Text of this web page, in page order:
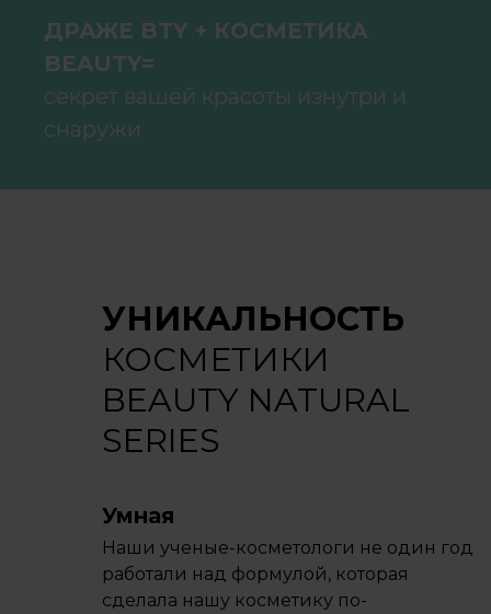
ДРАЖЕ BTY + КОСМЕТИКА
BEAUTY=
секрет вашей красоты изнутри и
снаружи
УНИКАЛЬНОСТЬ
КОСМЕТИКИ
BEAUTY NATURAL
SERIES
Умная
Наши ученые-косметологи не один год
работали над формулой, которая
сделала нашу косметику по-